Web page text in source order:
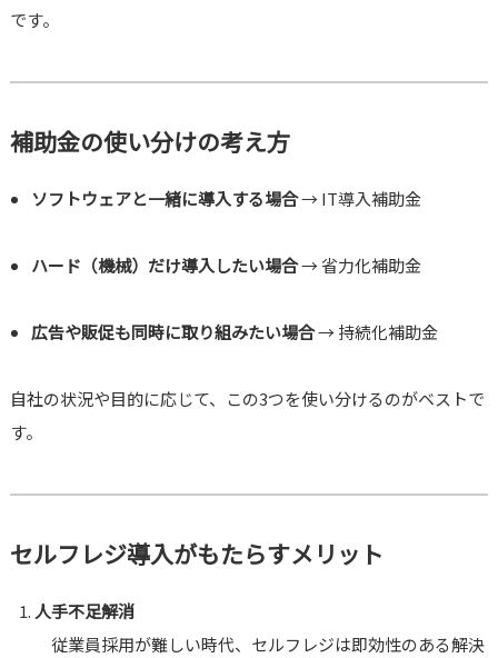
です。
補助金の使い分けの考え方
ソフトウェアと一緒に導入する場合→ IT導入補助金
ハード（機械）だけ導入したい場合→ 省力化補助金
広告や販促も同時に取り組みたい場合→ 持続化補助金
自社の状況や目的に応じて、この3つを使い分けるのがベストで
す。
セルフレジ導入がもたらすメリット
人手不足解消
従業員採用が難しい時代、セルフレジは即効性のある解決